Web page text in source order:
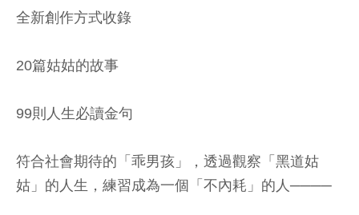
全新創作方式收錄
20篇姑姑的故事
99則人生必讀金句
符合社會期待的「乖男孩」，透過觀察「黑道姑
姑」的人生，練習成為一個「不內耗」的人────